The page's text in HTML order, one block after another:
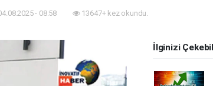
- 08:58 13647+ kez okundu.
İlginizi